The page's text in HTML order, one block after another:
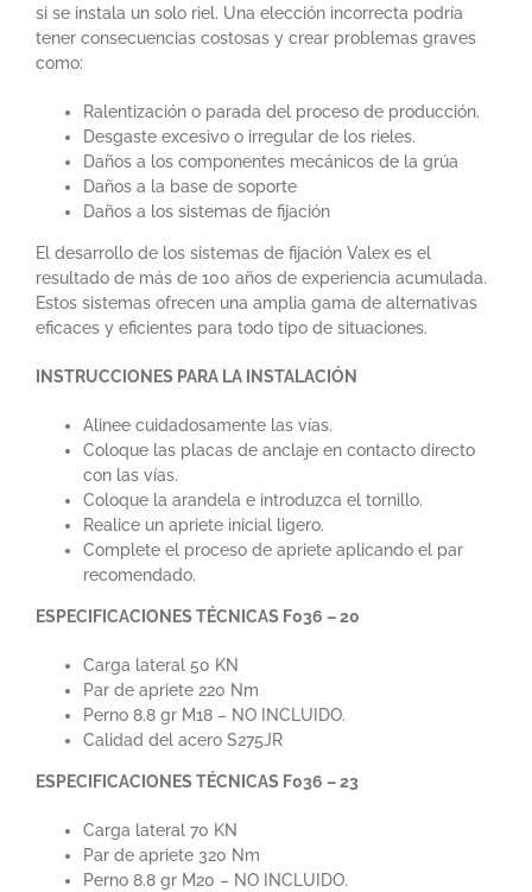
si se instala un solo riel. Una elección incorrecta podría
tener consecuencias costosas y crear problemas graves
como:
Ralentización o parada del proceso de producción.
Desgaste excesivo o irregular de los rieles.
Daños a los componentes mecánicos de la grúa
Daños a la base de soporte
Daños a los sistemas de fijación
El desarrollo de los sistemas de fijación Valex es el
resultado de más de 100 años de experiencia acumulada.
Estos sistemas ofrecen una amplia gama de alternativas
eficaces y eficientes para todo tipo de situaciones.
INSTRUCCIONES PARA LA INSTALACIÓN
Alinee cuidadosamente las vías.
Coloque las placas de anclaje en contacto directo
con las vías.
Coloque la arandela e introduzca el tornillo.
Realice un apriete inicial ligero.
Complete el proceso de apriete aplicando el par
recomendado.
ESPECIFICACIONES TÉCNICAS F036 – 20
Carga lateral 50 KN
Par de apriete 220 Nm
Perno 8.8 gr M18 – NO INCLUIDO.
Calidad del acero S275JR
ESPECIFICACIONES TÉCNICAS F036 – 23
Carga lateral 70 KN
Par de apriete 320 Nm
Perno 8.8 gr M20 – NO INCLUIDO.